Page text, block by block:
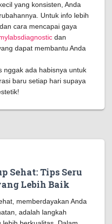
yang konsisten, Anda
Untuk info lebih
cara mencapai gaya
dan
dapat membantu Anda
nggak ada habisnya untuk
baru setiap hari supaya
Sehat: Tips Seru
Lebih Baik
memberdayakan Anda
adalah langkah